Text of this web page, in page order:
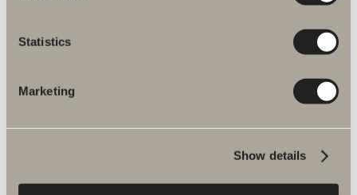
Statistics
Marketing
Show details